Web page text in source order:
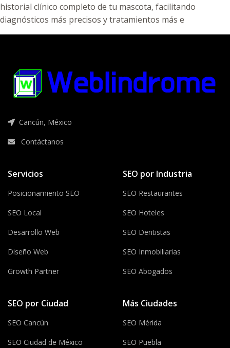
historial clínico completo de tu mascota, facilitando
diagnósticos más precisos y tratamientos más e
Cancún, México
Contáctanos
Servicios
Posicionamiento SEO
SEO Local
Desarrollo Web
Diseño Web
Growth Partner
SEO por Industria
SEO Restaurantes
SEO Hoteles
SEO Dentistas
SEO Inmobiliarias
SEO Abogados
SEO por Ciudad
SEO Cancún
SEO Ciudad de México
Más Ciudades
SEO Mérida
SEO Puebla